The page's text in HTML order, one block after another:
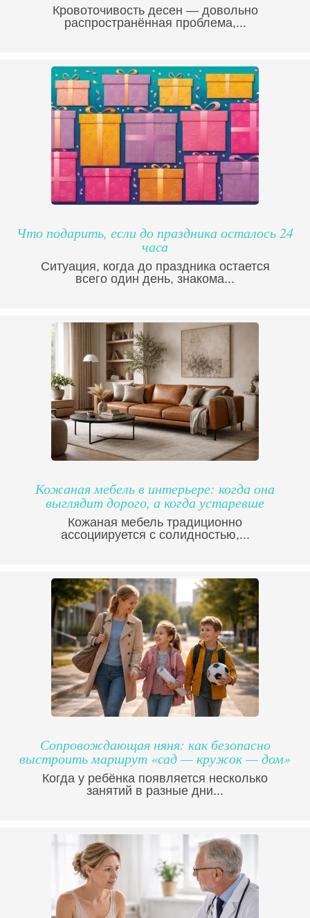
Кровоточивость десен — довольно
распространённая проблема,...
Что подарить, если до праздника осталось 24
часа
Ситуация, когда до праздника остается
всего один день, знакома...
Кожаная мебель в интерьере: когда она
выглядит дорого, а когда устаревше
Кожаная мебель традиционно
ассоциируется с солидностью,...
Сопровождающая няня: как безопасно
выстроить маршрут «сад — кружок — дом»
Когда у ребёнка появляется несколько
занятий в разные дни...